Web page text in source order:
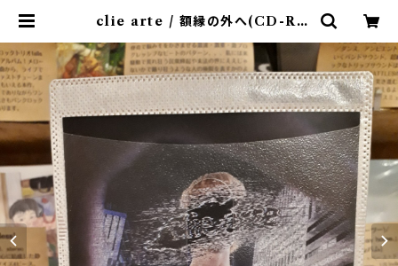
clie arte / 額縁の外へ(CD-R)